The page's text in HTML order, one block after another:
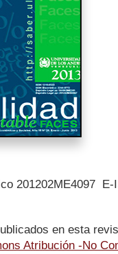
201202ME4097 E-
en esta
Atribución -No